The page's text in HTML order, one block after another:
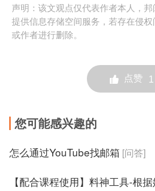
声明：该文观点仅代表作者本人，
提供信息存储空间服务，若存在侵
或作者进行删除。
点赞 1
您可能感兴趣的
怎么通过YouTube找邮箱 [问答]
【配合课程使用】料神工具-根